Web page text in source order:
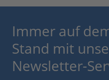
Immer auf
Stand mit
Newsletter-